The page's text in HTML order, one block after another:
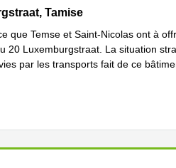
20, Tamise
Tamise
que Temse et Saint-Nicolas ont à
20 Luxemburgstraat. La situation
par les transports fait de ce